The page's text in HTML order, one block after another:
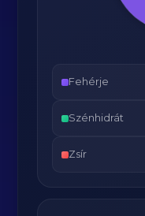
Fehérje
Szénhidrát
Zsír